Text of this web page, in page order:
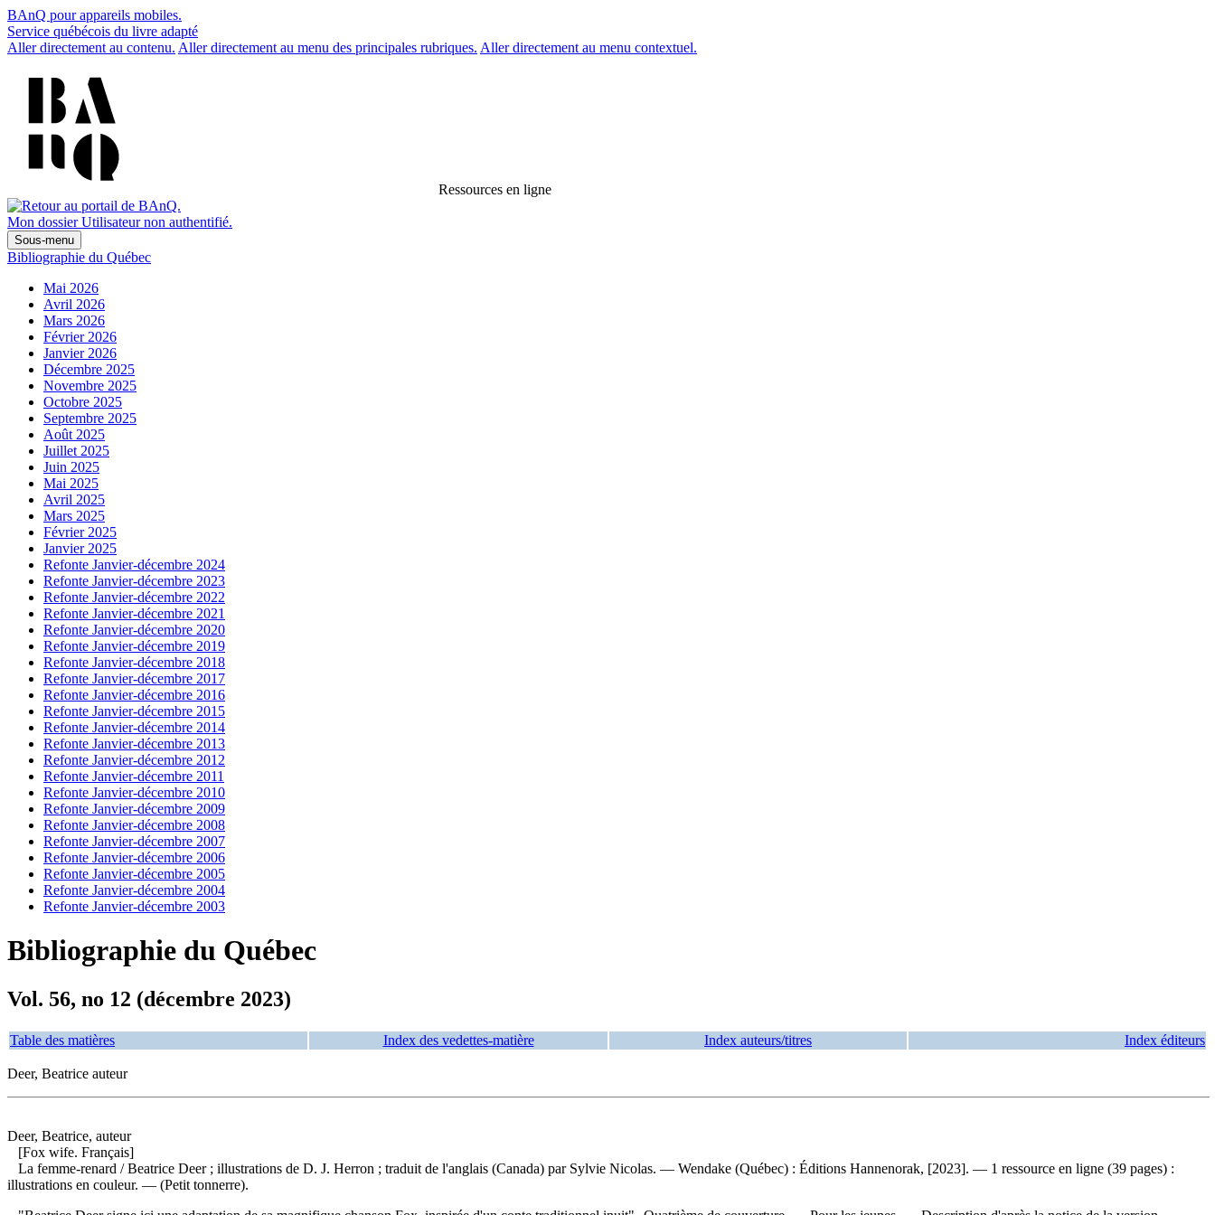
BAnQ pour appareils mobiles.
Service québécois du livre adapté
Aller directement au contenu. Aller directement au menu des principales rubriques. Aller directement au menu contextuel.
Ressources en ligne
Mon dossier Utilisateur non authentifié.
Sous-menu
Bibliographie du Québec
Mai 2026
Avril 2026
Mars 2026
Février 2026
Janvier 2026
Décembre 2025
Novembre 2025
Octobre 2025
Septembre 2025
Août 2025
Juillet 2025
Juin 2025
Mai 2025
Avril 2025
Mars 2025
Février 2025
Janvier 2025
Refonte Janvier-décembre 2024
Refonte Janvier-décembre 2023
Refonte Janvier-décembre 2022
Refonte Janvier-décembre 2021
Refonte Janvier-décembre 2020
Refonte Janvier-décembre 2019
Refonte Janvier-décembre 2018
Refonte Janvier-décembre 2017
Refonte Janvier-décembre 2016
Refonte Janvier-décembre 2015
Refonte Janvier-décembre 2014
Refonte Janvier-décembre 2013
Refonte Janvier-décembre 2012
Refonte Janvier-décembre 2011
Refonte Janvier-décembre 2010
Refonte Janvier-décembre 2009
Refonte Janvier-décembre 2008
Refonte Janvier-décembre 2007
Refonte Janvier-décembre 2006
Refonte Janvier-décembre 2005
Refonte Janvier-décembre 2004
Refonte Janvier-décembre 2003
Bibliographie du Québec
Vol. 56, no 12 (décembre 2023)
Table des matières Index des vedettes-matière Index auteurs/titres Index éditeurs
Deer, Beatrice auteur
Deer, Beatrice, auteur
[Fox wife. Français]
La femme-renard / Beatrice Deer ; illustrations de D. J. Herron ; traduit de l'anglais (Canada) par Sylvie Nicolas. — Wendake (Québec) : Éditions Hannenorak, [2023]. — 1 ressource en ligne (39 pages) :
illustrations en couleur. — (Petit tonnerre).